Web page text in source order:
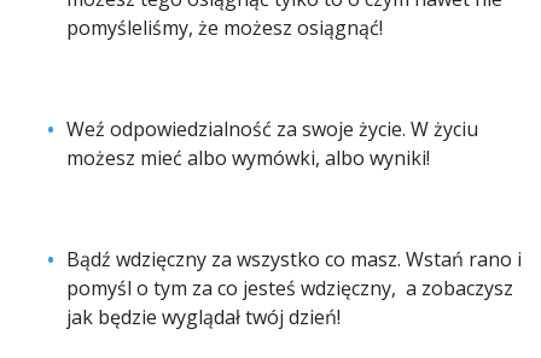
pomyśleliśmy, że możesz osiągnąć!
Weź odpowiedzialność za swoje życie. W życiu
możesz mieć albo wymówki, albo wyniki!
Bądź wdzięczny za wszystko co masz. Wstań rano i
pomyśl o tym za co jesteś wdzięczny, a zobaczysz
jak będzie wyglądał twój dzień!